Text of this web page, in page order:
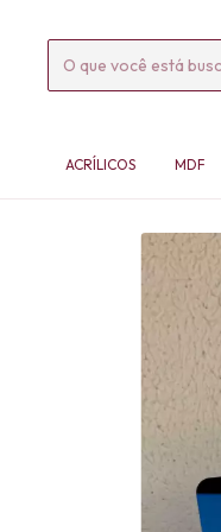
ACRÍLICOS MDF